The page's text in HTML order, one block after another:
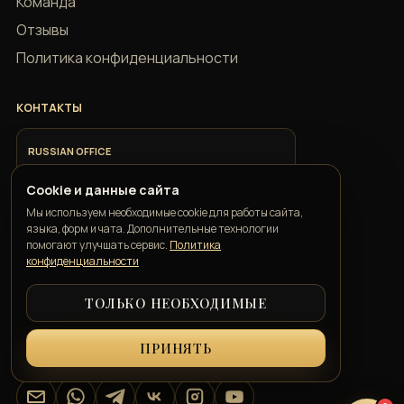
Отзывы
Политика конфиденциальности
КОНТАКТЫ
RUSSIAN OFFICE
+7 918 685 9883
ITALIAN OFFICE
+39 351 352 1163
GEORGIAN OFFICE
+995 550 00 57 50
info@belkatravelconcierge.com
Cookie и данные сайта
Мы используем необходимые cookie для работы сайта,
языка, форм и чата. Дополнительные технологии
помогают улучшать сервис. Политика
конфиденциальности
ТОЛЬКО НЕОБХОДИМЫЕ
ПРИНЯТЬ